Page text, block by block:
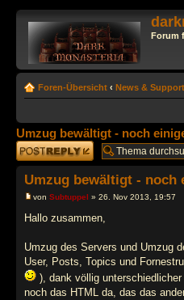
Forum
Foren-Übersicht ‹ News & Support
Umzug bewältigt - noch
Antwort erstellen
Umzug bewältigt - noch
von Subtuppel » 26. Nov 2013, 19:57
Hallo zusammen,
Umzug des Servers und Umzug
User, Posts, Topics und
), dank völlig
noch das HTML da, das das